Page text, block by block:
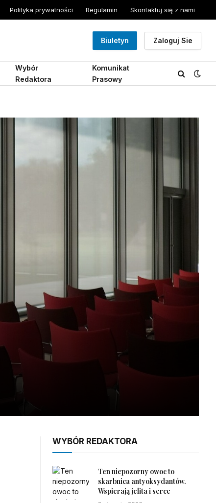
Polityka prywatności Regulamin Skontaktuj się z nami
Biuletyn Zaloguj Sie
Wybór
Redaktora
Komunikat
Prasowy
WYBÓR REDAKTORA
Ten niepozorny owoc to
skarbnica antyoksydantów.
Wspierają jelita i serce